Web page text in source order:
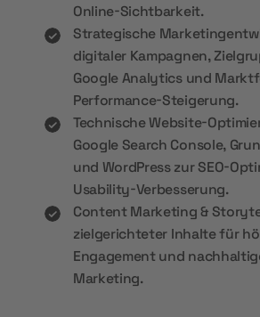
Online-Sichtbarkeit.
Strategische
digitaler Kampagnen,
Google Analytics und
Performance-Steigerung.
Technische Website-
Google Search Console,
und WordPress zur SEO-
Usability-Verbesserung.
Content Marketing &
zielgerichteter Inhalte für
Engagement und
Marketing.